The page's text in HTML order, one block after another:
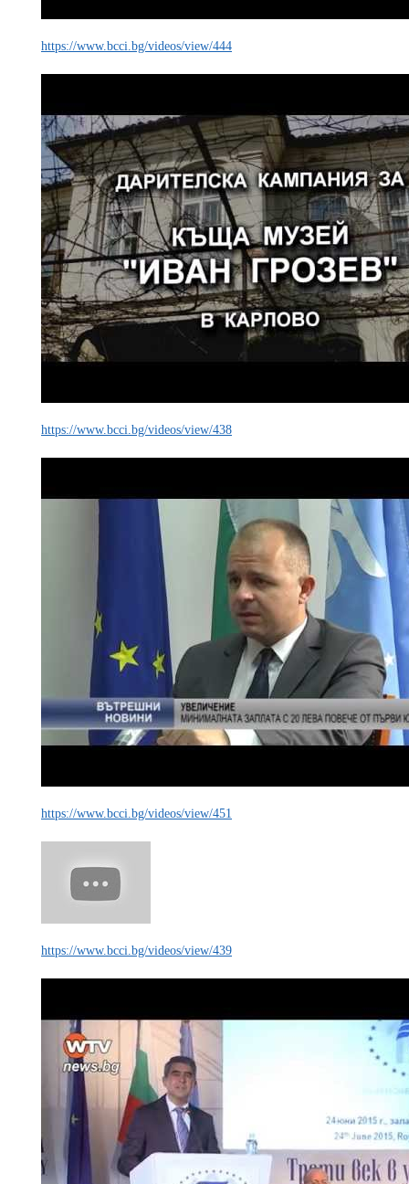
https://www.bcci.bg/videos/view/444
https://www.bcci.bg/videos/view/438
https://www.bcci.bg/videos/view/451
https://www.bcci.bg/videos/view/439